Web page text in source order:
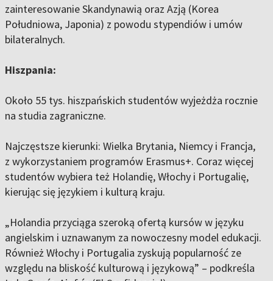
zainteresowanie Skandynawią oraz Azją (Korea
Południowa, Japonia) z powodu stypendiów i umów
bilateralnych.
Hiszpania:
Około 55 tys. hiszpańskich studentów wyjeżdża rocznie
na studia zagraniczne.
Najczęstsze kierunki: Wielka Brytania, Niemcy i Francja,
z wykorzystaniem programów Erasmus+. Coraz więcej
studentów wybiera też Holandię, Włochy i Portugalię,
kierując się językiem i kulturą kraju.
„Holandia przyciąga szeroką ofertą kursów w języku
angielskim i uznawanym za nowoczesny model edukacji.
Również Włochy i Portugalia zyskują popularność ze
względu na bliskość kulturową i językową” – podkreśla